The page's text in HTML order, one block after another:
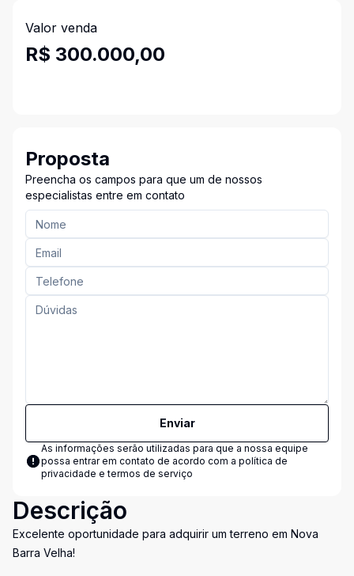
Valor venda
R$ 300.000,00
Proposta
Preencha os campos para que um de nossos
especialistas entre em contato
Enviar
As informações serão utilizadas para que a nossa equipe
possa entrar em contato de acordo com a política de
privacidade e termos de serviço
Descrição
Excelente oportunidade para adquirir um terreno em Nova
Barra Velha!